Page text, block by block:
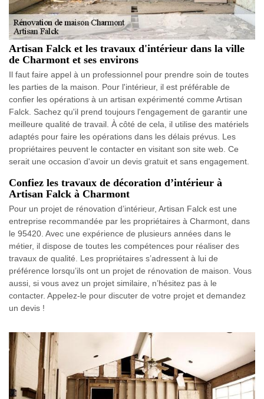
Artisan Falck et les travaux d'intérieur dans la ville
de Charmont et ses environs
Il faut faire appel à un professionnel pour prendre soin de toutes
les parties de la maison. Pour l'intérieur, il est préférable de
confier les opérations à un artisan expérimenté comme Artisan
Falck. Sachez qu'il prend toujours l'engagement de garantir une
meilleure qualité de travail. À côté de cela, il utilise des matériels
adaptés pour faire les opérations dans les délais prévus. Les
propriétaires peuvent le contacter en visitant son site web. Ce
serait une occasion d'avoir un devis gratuit et sans engagement.
Confiez les travaux de décoration d’intérieur à
Artisan Falck à Charmont
Pour un projet de rénovation d’intérieur, Artisan Falck est une
entreprise recommandée par les propriétaires à Charmont, dans
le 95420. Avec une expérience de plusieurs années dans le
métier, il dispose de toutes les compétences pour réaliser des
travaux de qualité. Les propriétaires s’adressent à lui de
préférence lorsqu’ils ont un projet de rénovation de maison. Vous
aussi, si vous avez un projet similaire, n’hésitez pas à le
contacter. Appelez-le pour discuter de votre projet et demandez
un devis !